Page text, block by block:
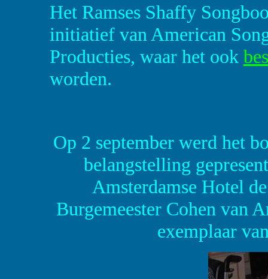
Het Ramses Shaffy
initiatief van American
Producties, waar het ook
worden.
Op 2 september werd het
belangstelling
Amsterdamse Hotel
Burgemeester Cohen van
exemplaar